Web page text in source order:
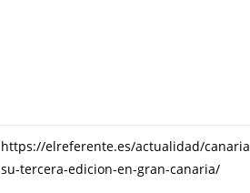
https://elreferente.es/actualidad/
su-tercera-edicion-en-gran-canaria/